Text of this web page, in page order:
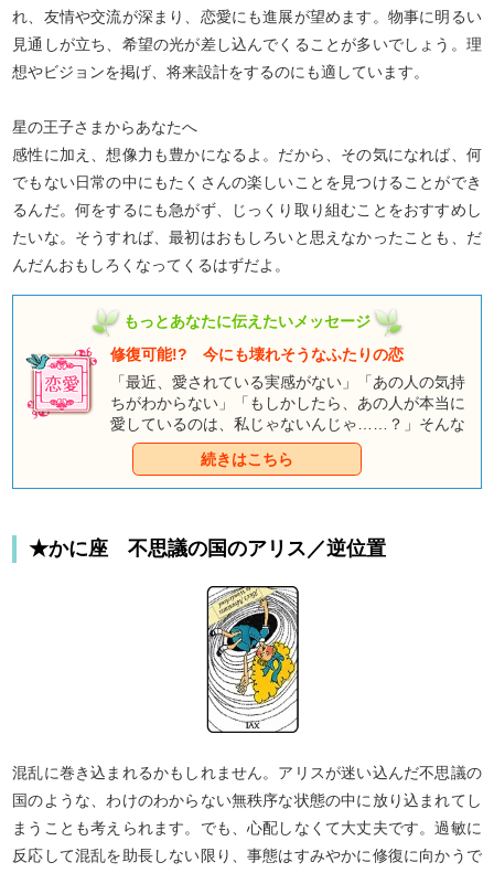
れ、友情や交流が深まり、恋愛にも進展が望めます。物事に明るい
見通しが立ち、希望の光が差し込んでくることが多いでしょう。理
想やビジョンを掲げ、将来設計をするのにも適しています。
星の王子さまからあなたへ
感性に加え、想像力も豊かになるよ。だから、その気になれば、何
でもない日常の中にもたくさんの楽しいことを見つけることができ
るんだ。何をするにも急がず、じっくり取り組むことをおすすめし
たいな。そうすれば、最初はおもしろいと思えなかったことも、だ
んだんおもしろくなってくるはずだよ。
もっとあなたに伝えたいメッセージ
修復可能!? 今にも壊れそうなふたりの恋
「最近、愛されている実感がない」「あの人の気持
ちがわからない」「もしかしたら、あの人が本当に
愛しているのは、私じゃないんじゃ……？」そんな
不安に押し潰されそうなあなた。だからといって、
「幸せじゃない自分」を幸せそうな友だちに相談す
ることもできませんよね。前に進むか、それとも別
ましょう。きっとあなたを幸せへと導く道を見つけ
続きはこちら
★かに座 不思議の国のアリス／逆位置
混乱に巻き込まれるかもしれません。アリスが迷い込んだ不思議の
国のような、わけのわからない無秩序な状態の中に放り込まれてし
まうことも考えられます。でも、心配しなくて大丈夫です。過敏に
反応して混乱を助長しない限り、事態はすみやかに修復に向かうで